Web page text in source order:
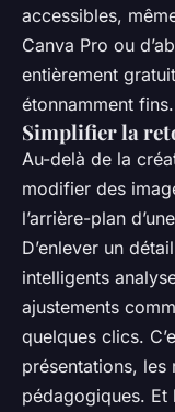
accessibles,
Canva Pro ou
entièrement
étonnamment fins.
Simplifier la
Au-delà de la
modifier des
l’arrière-plan
D’enlever un
intelligents
ajustements
quelques clics.
présentations, les
pédagogiques.